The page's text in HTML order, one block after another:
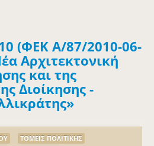
(ΦΕΚ Α/87/2010-06-
Αρχιτεκτονική
και της
Διοίκησης -
ΤΟΜΕΙΣ ΠΟΛΙΤΙΚΗΣ